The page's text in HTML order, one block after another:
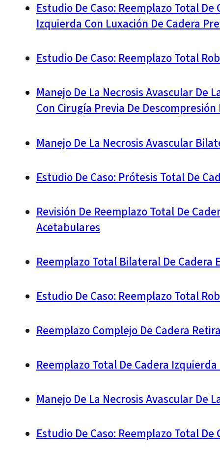
Estudio De Caso: Reemplazo Total
Izquierda Con Luxación De Cadera
Estudio De Caso: Reemplazo Total
Manejo De La Necrosis Avascular De
Con Cirugía Previa De Descompresión
Manejo De La Necrosis Avascular
Estudio De Caso: Prótesis Total De
Revisión De Reemplazo Total De
Acetabulares
Reemplazo Total Bilateral De Cadera
Estudio De Caso: Reemplazo Total
Reemplazo Complejo De Cadera
Reemplazo Total De Cadera
Manejo De La Necrosis Avascular De
Estudio De Caso: Reemplazo Total